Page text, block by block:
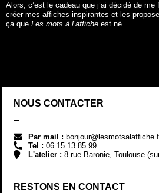
Alors, c’est le cadeau que j’ai décidé de
créer mes affiches inspirantes et les
ça que Les mots à l’affiche est né.
NOUS CONTACTER
Par mail :
Tel : 06 15 13 85 99
L'atelier : 8 rue Baronie, Toulouse
RESTONS EN CONTACT